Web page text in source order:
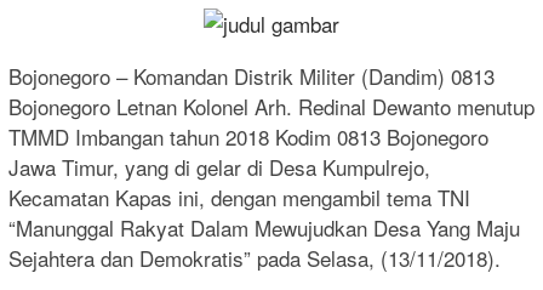
Bojonegoro – Komandan Distrik Militer (Dandim) 0813
Bojonegoro Letnan Kolonel Arh. Redinal Dewanto menutup
TMMD Imbangan tahun 2018 Kodim 0813 Bojonegoro
Jawa Timur, yang di gelar di Desa Kumpulrejo,
Kecamatan Kapas ini, dengan mengambil tema TNI
“Manunggal Rakyat Dalam Mewujudkan Desa Yang Maju
Sejahtera dan Demokratis” pada Selasa, (13/11/2018).